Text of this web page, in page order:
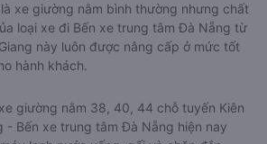
xe giường nằm bình thường nhưng chất
loại xe đi Bến xe trung tâm Đà Nẵng từ
này luôn được nâng cấp ở mức tốt
hành khách.
giường nằm 38, 40, 44 chỗ tuyến Kiên
- Bến xe trung tâm Đà Nẵng hiện nay